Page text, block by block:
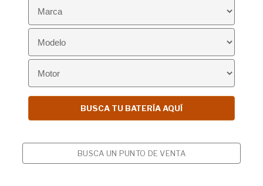
BUSCA UN PUNTO DE VENTA